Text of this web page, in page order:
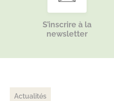
S’inscrire à la
newsletter
Actualités